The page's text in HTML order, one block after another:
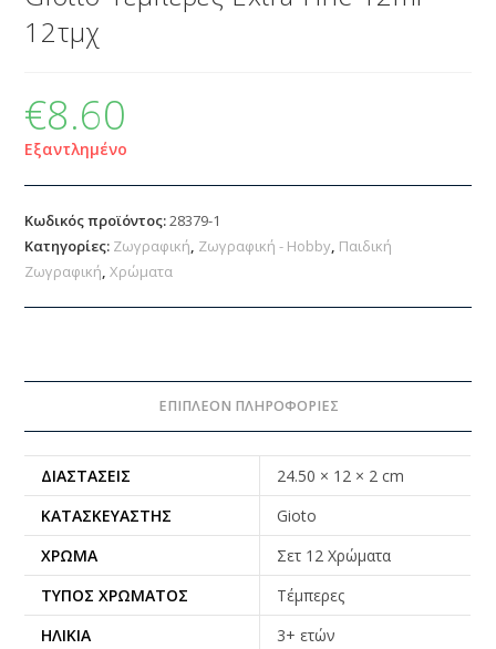
12τμχ
€8.60
Εξαντλημένο
Κωδικός προϊόντος:28379-1
Κατηγορίες: Ζωγραφική, Ζωγραφική - Hobby, Παιδική
Ζωγραφική,Χρώματα
ΕΠΙΠΛΈΟΝ ΠΛΗΡΟΦΟΡΊΕΣ
ΔΙΑΣΤΆΣΕΙΣ
24.50 × 12 × 2 cm
ΚΑΤΑΣΚΕΥΑΣΤΉΣ
Gioto
ΧΡΏΜΑ
Σετ 12 Χρώματα
ΤΎΠΟΣ ΧΡΏΜΑΤΟΣ
Τέμπερες
ΗΛΙΚΊΑ
3+ ετών